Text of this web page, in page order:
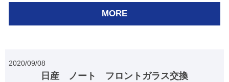
MORE
2020/09/08
日産 ノート フロントガラス交換